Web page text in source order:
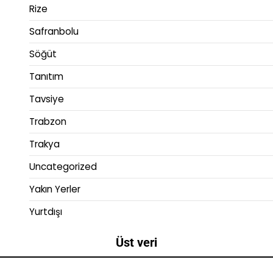
Rize
Safranbolu
Söğüt
Tanıtım
Tavsiye
Trabzon
Trakya
Uncategorized
Yakın Yerler
Yurtdışı
Üst veri